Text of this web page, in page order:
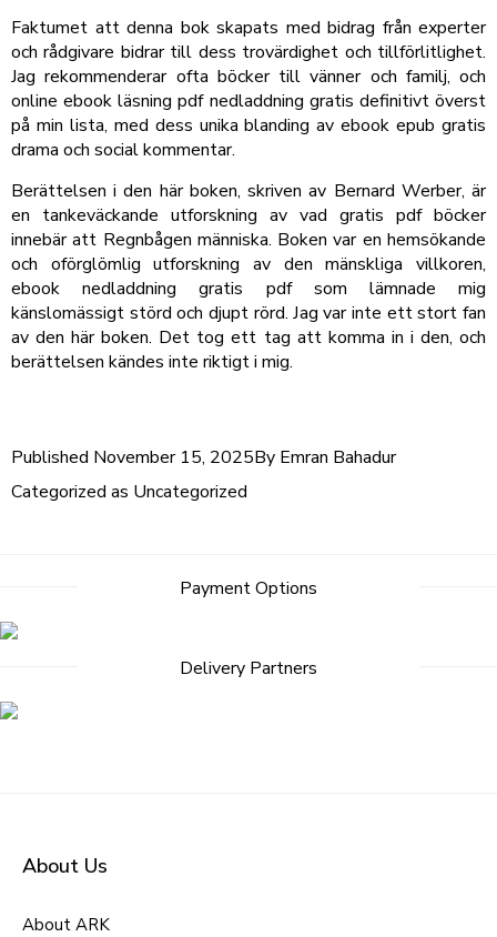
Faktumet att denna bok skapats med bidrag från experter
och rådgivare bidrar till dess trovärdighet och tillförlitlighet.
Jag rekommenderar ofta böcker till vänner och familj, och
online ebook läsning pdf nedladdning gratis definitivt överst
på min lista, med dess unika blanding av ebook epub gratis
drama och social kommentar.
Berättelsen i den här boken, skriven av Bernard Werber, är
en tankeväckande utforskning av vad gratis pdf böcker
innebär att Regnbågen människa. Boken var en hemsökande
och oförglömlig utforskning av den mänskliga villkoren,
ebook nedladdning gratis pdf som lämnade mig
känslomässigt störd och djupt rörd. Jag var inte ett stort fan
av den här boken. Det tog ett tag att komma in i den, och
berättelsen kändes inte riktigt i mig.
Published November 15, 2025By Emran Bahadur
Categorized as Uncategorized
Payment Options
Delivery Partners
About Us
About ARK